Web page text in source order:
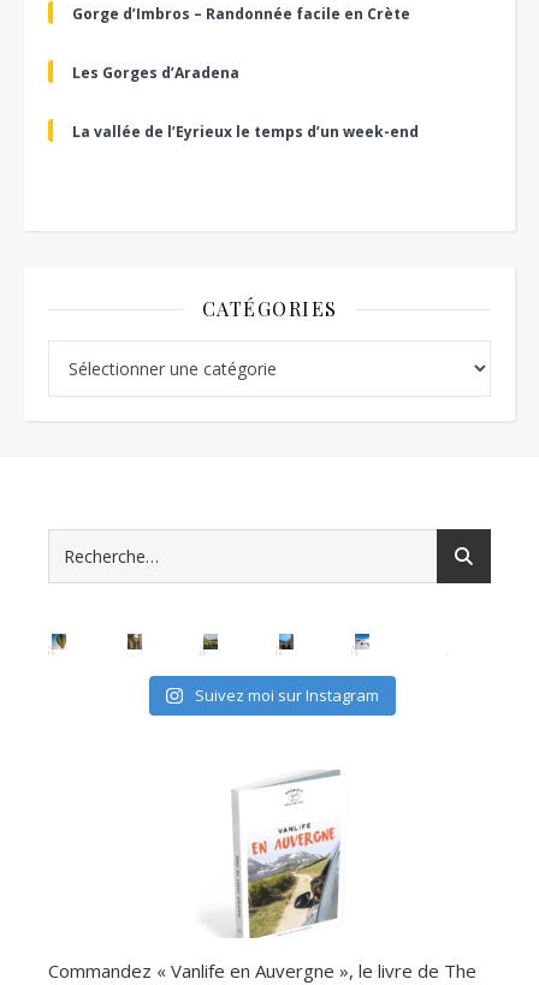
Gorge d’Imbros – Randonnée facile en Crète
Les Gorges d’Aradena
La vallée de l’Eyrieux le temps d’un week-end
CATÉGORIES
Suivez moi sur Instagram
Commandez « Vanlife en Auvergne », le livre de The